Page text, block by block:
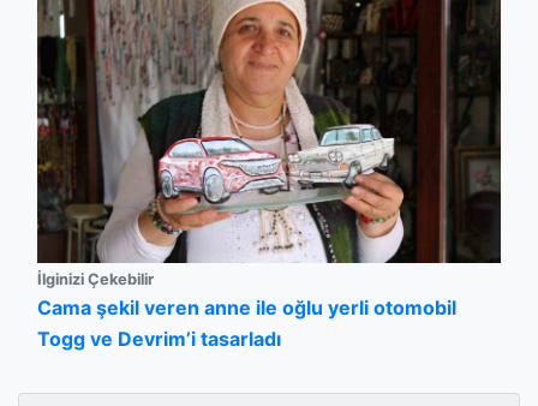
İlginizi Çekebilir
Cama şekil veren anne ile oğlu yerli otomobil
Togg ve Devrim’i tasarladı